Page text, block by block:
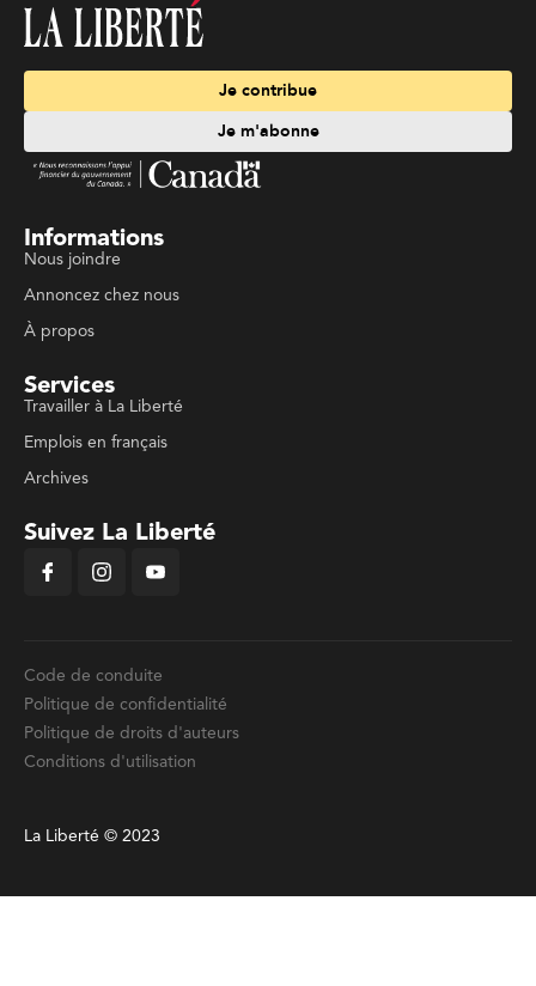
Je contribue
Je m'abonne
Informations
Nous joindre
Annoncez chez nous
À propos
Services
Travailler à La Liberté
Emplois en français
Archives
Suivez La Liberté
Code de conduite
Politique de confidentialité
Politique de droits d'auteurs
Conditions d'utilisation
La Liberté © 2023